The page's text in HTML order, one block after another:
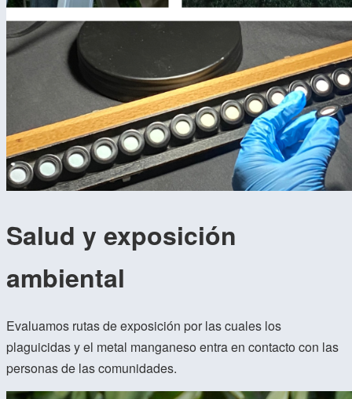
Salud y exposición
ambiental
Evaluamos rutas de exposición por las cuales los
plaguicidas y el metal manganeso entra en contacto con las
personas de las comunidades.